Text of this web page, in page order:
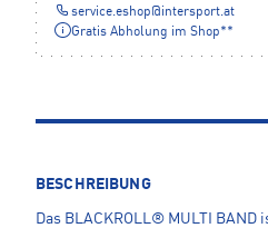
service.eshop@intersport.at
Gratis Abholung im Shop**
BESCHREIBUNG
Das BLACKROLL® MULTI BAND